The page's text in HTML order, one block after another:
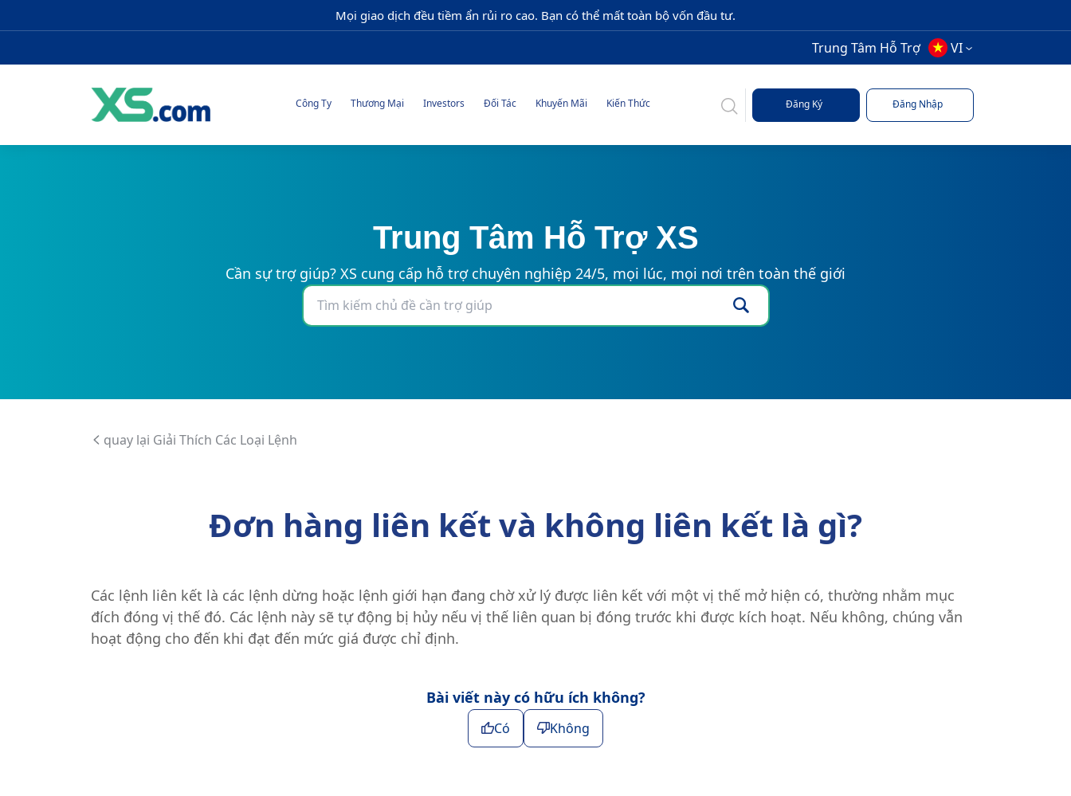
Mọi giao dịch đều tiềm ẩn rủi ro cao. Bạn có thể mất toàn bộ vốn đầu tư.
Trung Tâm Hỗ Trợ VI
Công Ty Thương Mại Investors Đối Tác Khuyến Mãi Kiến Thức Đăng Ký Đăng Nhập
Trung Tâm Hỗ Trợ XS
Cần sự trợ giúp? XS cung cấp hỗ trợ chuyên nghiệp 24/5, mọi lúc, mọi nơi trên toàn thế giới
quay lại Giải Thích Các Loại Lệnh
Đơn hàng liên kết và không liên kết là gì?
Các lệnh liên kết là các lệnh dừng hoặc lệnh giới hạn đang chờ xử lý được liên kết với một vị thế mở hiện có, thường nhằm mục
đích đóng vị thế đó. Các lệnh này sẽ tự động bị hủy nếu vị thế liên quan bị đóng trước khi được kích hoạt. Nếu không, chúng vẫn
hoạt động cho đến khi đạt đến mức giá được chỉ định.
Bài viết này có hữu ích không?
Có Không